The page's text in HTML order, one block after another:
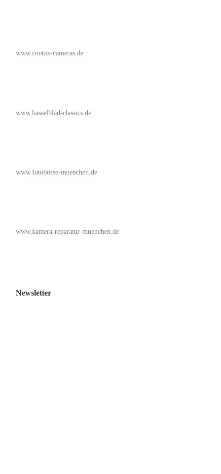
www.contax-cameras.de
www.hasselblad-classics.de
www.fotobörse-muenchen.de
www.kamera-reparatur-muenchen.de
Newsletter